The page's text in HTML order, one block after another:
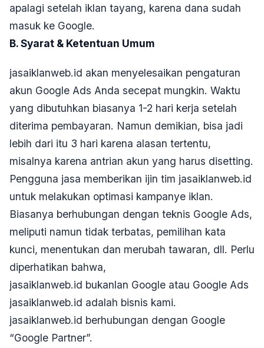
apalagi setelah iklan tayang, karena dana sudah
masuk ke Google.
B. Syarat & Ketentuan Umum
jasaiklanweb.id akan menyelesaikan pengaturan
akun Google Ads Anda secepat mungkin. Waktu
yang dibutuhkan biasanya 1-2 hari kerja setelah
diterima pembayaran. Namun demikian, bisa jadi
lebih dari itu 3 hari karena alasan tertentu,
misalnya karena antrian akun yang harus disetting.
Pengguna jasa memberikan ijin tim jasaiklanweb.id
untuk melakukan optimasi kampanye iklan.
Biasanya berhubungan dengan teknis Google Ads,
meliputi namun tidak terbatas, pemilihan kata
kunci, menentukan dan merubah tawaran, dll. Perlu
diperhatikan bahwa,
jasaiklanweb.id bukanlan Google atau Google Ads
jasaiklanweb.id adalah bisnis kami.
jasaiklanweb.id berhubungan dengan Google
“Google Partner”.